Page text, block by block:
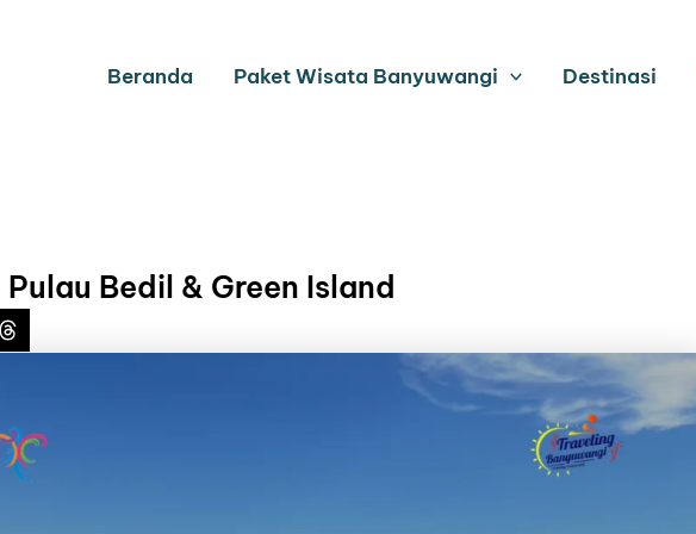
Beranda Paket Wisata Banyuwangi Destinasi
Bedil & Green Island